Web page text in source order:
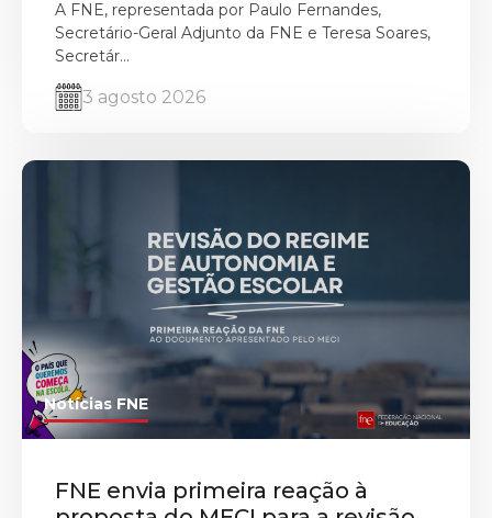
A FNE, representada por Paulo Fernandes,
Secretário-Geral Adjunto da FNE e Teresa Soares,
Secretár...
3 agosto 2026
Notícias FNE
FNE envia primeira reação à